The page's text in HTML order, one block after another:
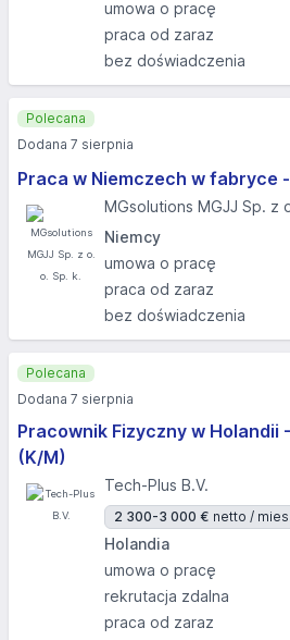
umowa o pracę
praca od zaraz
bez doświadczenia
Praca w Niemczech w fabryce
MGsolutions MGJJ Sp. z
Niemcy
umowa o pracę
praca od zaraz
bez doświadczenia
Polecana
Dodana 7 sierpnia
Pracownik Fizyczny w Holandii
(K/M)
Tech-Plus B.V.
2 300-3 000 € netto / mies.
Holandia
umowa o pracę
rekrutacja zdalna
praca od zaraz
Polecana
Dodana 7 sierpnia